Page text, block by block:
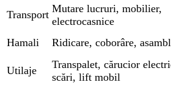
Transport Mutare lucruri, mobilier,
electrocasnice
Hamali
Ridicare, coborâre,
Utilaje
Transpalet, cărucior
scări, lift mobil